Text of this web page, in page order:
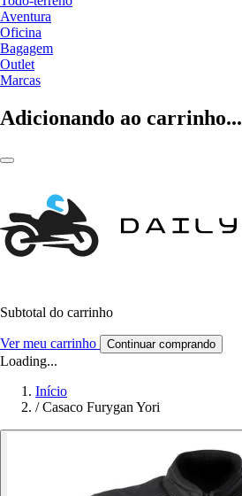
Aventura
Oficina
Bagagem
Outlet
Marcas
Adicionando ao carrinho...
Subtotal do carrinho
Ver meu carrinho Continuar comprando
Loading...
Início
/ Casaco Furygan Yori